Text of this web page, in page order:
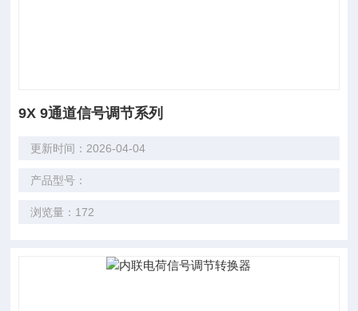
9X 9通道信号调节系列
更新时间：2026-04-04
产品型号：
浏览量：172